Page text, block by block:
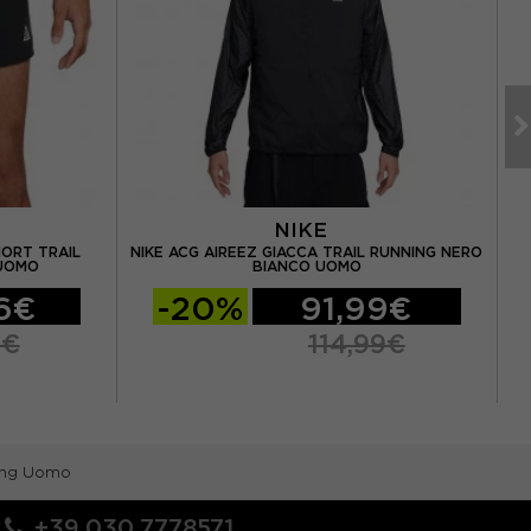
TRAIL
NIKE
NIKE ACG AIREEZ GIACCA TRAIL RUNNING NERO
BIANCO UOMO
-20% 91,99€
114,99€
Uomo